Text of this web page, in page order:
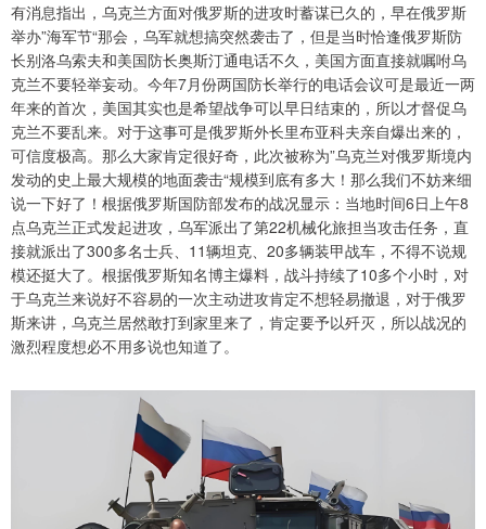
有消息指出，乌克兰方面对俄罗斯的进攻时蓄谋已久的，早在俄罗斯
举办”海军节“那会，乌军就想搞突然袭击了，但是当时恰逢俄罗斯防
长别洛乌索夫和美国防长奥斯汀通电话不久，美国方面直接就嘱咐乌
克兰不要轻举妄动。今年7月份两国防长举行的电话会议可是最近一两
年来的首次，美国其实也是希望战争可以早日结束的，所以才督促乌
克兰不要乱来。对于这事可是俄罗斯外长里布亚科夫亲自爆出来的，
可信度极高。那么大家肯定很好奇，此次被称为”乌克兰对俄罗斯境内
发动的史上最大规模的地面袭击“规模到底有多大！那么我们不妨来细
说一下好了！根据俄罗斯国防部发布的战况显示：当地时间6日上午8
点乌克兰正式发起进攻，乌军派出了第22机械化旅担当攻击任务，直
接就派出了300多名士兵、11辆坦克、20多辆装甲战车，不得不说规
模还挺大了。根据俄罗斯知名博主爆料，战斗持续了10多个小时，对
于乌克兰来说好不容易的一次主动进攻肯定不想轻易撤退，对于俄罗
斯来讲，乌克兰居然敢打到家里来了，肯定要予以歼灭，所以战况的
激烈程度想必不用多说也知道了。